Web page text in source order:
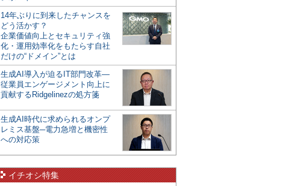
14年ぶりに到来したチャンスを
どう活かす？
企業価値向上とセキュリティ強
化・運用効率化をもたらす自社
だけの“ドメイン”とは
生成AI導入が迫るIT部門改革―
従業員エンゲージメント向上に
貢献するRidgelinezの処方箋
生成AI時代に求められるオンプ
レミス基盤─電力急増と機密性
への対応策
イチオシ特集